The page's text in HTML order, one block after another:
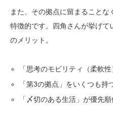
また、その拠点に留まることな
特徴的です。四角さんが挙げて
のメリット。
「思考のモビリティ（柔軟
「第3の拠点」をいくつも持
「〆切のある生活」が優先